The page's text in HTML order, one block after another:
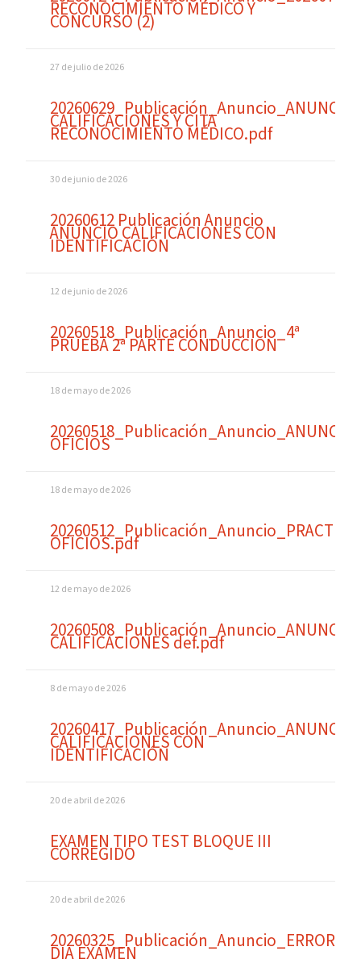
RECONOCIMIENTO MÉDICO Y
CONCURSO (2)
27 de julio de 2026
20260629_Publicación_Anuncio_ANUNCIO
CALIFICACIONES Y CITA
RECONOCIMIENTO MÉDICO.pdf
30 de junio de 2026
20260612 Publicación Anuncio
ANUNCIO CALIFICACIONES CON
IDENTIFICACIÓN
12 de junio de 2026
20260518_Publicación_Anuncio_4ª
PRUEBA 2ª PARTE CONDUCCION
18 de mayo de 2026
20260518_Publicación_Anuncio_ANUNCIO
OFICIOS
18 de mayo de 2026
20260512_Publicación_Anuncio_PRACTICA
OFICIOS.pdf
12 de mayo de 2026
20260508_Publicación_Anuncio_ANUNCIO
CALIFICACIONES def.pdf
8 de mayo de 2026
20260417_Publicación_Anuncio_ANUNCIO
CALIFICACIONES CON
IDENTIFICACIÓN
20 de abril de 2026
EXAMEN TIPO TEST BLOQUE III
CORREGIDO
20 de abril de 2026
20260325_Publicación_Anuncio_ERROR
DIA EXAMEN